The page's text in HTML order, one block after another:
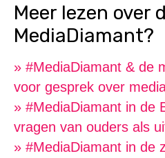
Meer lezen over
MediaDiamant?
» #MediaDiamant & de
voor gesprek over
» #MediaDiamant in de
vragen van ouders als
» #MediaDiamant in de